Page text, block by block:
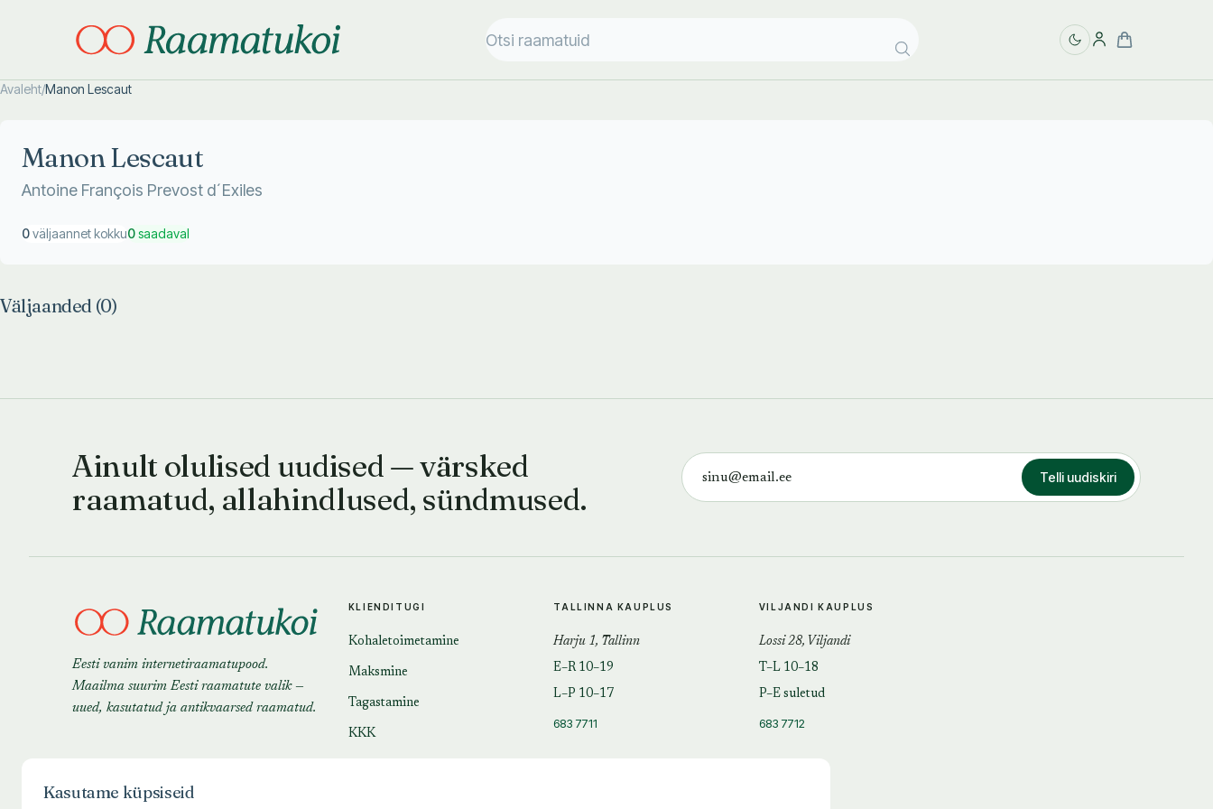
Avaleht/Manon Lescaut
Manon Lescaut
Antoine François Prevost d´Exiles
0väljaannet kokku0saadaval
Väljaanded (0)
Ainult olulised uudised — värsked
raamatud, allahindlused, sündmused.
Telli uudiskiri
Eesti vanim internetiraamatupood.
Maailma suurim Eesti raamatute valik —
uued, kasutatud ja antikvaarsed raamatud.
KLIENDITUGI
Kohaletoimetamine
Maksmine
Tagastamine
KKK
TALLINNA KAUPLUS
Harju 1, Tallinn
E–R 10–19
L–P 10–17
683 7711
VILJANDI KAUPLUS
Lossi 28, Viljandi
T–L 10–18
P–E suletud
683 7712
Kasutame küpsiseid